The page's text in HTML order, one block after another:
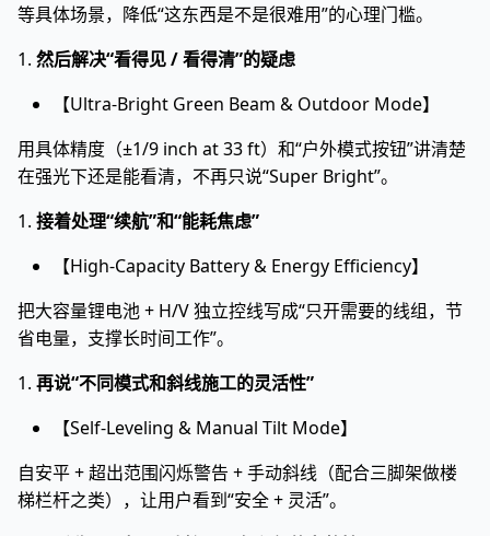
等具体场景，降低“这东西是不是很难用”的心理门槛。
1. 然后解决“看得见 / 看得清”的疑虑
【Ultra-Bright Green Beam & Outdoor Mode】
用具体精度（±1/9 inch at 33 ft）和“户外模式按钮”讲清楚
在强光下还是能看清，不再只说“Super Bright”。
1. 接着处理“续航”和“能耗焦虑”
【High-Capacity Battery & Energy Efficiency】
把大容量锂电池 + H/V 独立控线写成“只开需要的线组，节
省电量，支撑长时间工作”。
1. 再说“不同模式和斜线施工的灵活性”
【Self-Leveling & Manual Tilt Mode】
自安平 + 超出范围闪烁警告 + 手动斜线（配合三脚架做楼
梯栏杆之类），让用户看到“安全 + 灵活”。